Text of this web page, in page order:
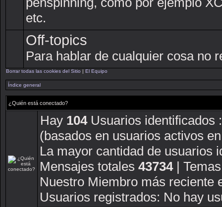
etc.
Off-topics
Para hablar de cualquier cosa no
Borrar todas las cookies del Sitio | El Equipo
Índice general
¿Quién está conectado?
Hay 104Usuarios identificados
(basados en usuarios activos
La mayor cantidad de usuarios
Mensajes totales 43734|
Nuestro Miembro más reciente
Usuarios registrados: No hay